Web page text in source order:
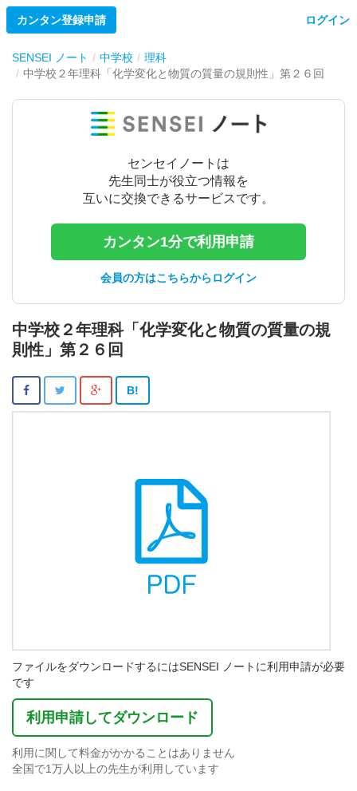
カンタン登録申請 ログイン
SENSEI ノート 中学校
理科
中学校２年理科「化学変化と物質の質量の規則性」第２６回
センセイノートは
先生同士が役立つ情報を
互いに交換できるサービスです。
カンタン1分で利用申請
会員の方はこちらからログイン
中学校２年理科「化学変化と物質の質量の規
則性」第２６回
B!
ファイルをダウンロードするにはSENSEI ノートに利用申請が必要
です
利用申請してダウンロード
利用に関して料金がかかることはありません
全国で1万人以上の先生が利用しています